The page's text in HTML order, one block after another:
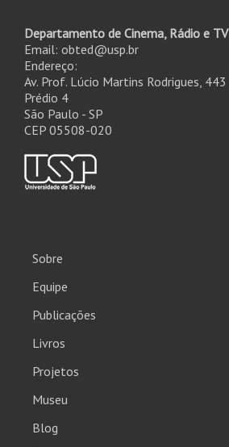
Departamento de Cinema, Rádio e TV
Email: obted@usp.br
Endereço:
Av. Prof. Lúcio Martins Rodrigues, 443
Prédio 4
São Paulo - SP
CEP 05508-020
Sobre
Equipe
Publicações
Livros
Projetos
Museu
Blog